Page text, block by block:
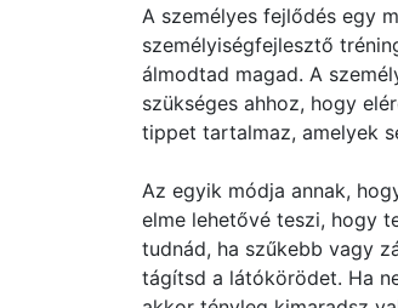
A személyes fejlődés egy
személyiségfejlesztő
álmodtad magad. A
szükséges ahhoz, hogy
tippet tartalmaz, amelyek
Az egyik módja annak,
elme lehetővé teszi, hogy
tudnád, ha szűkebb vagy
tágítsd a látókörödet. Ha